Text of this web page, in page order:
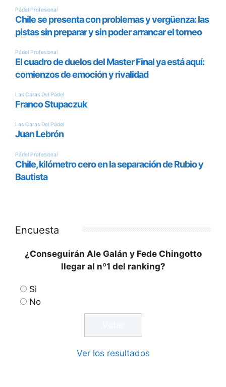
Encuesta
¿Conseguirán Ale Galán y Fede Chingotto
llegar al nº1 del ranking?
Si
No
Ver los resultados